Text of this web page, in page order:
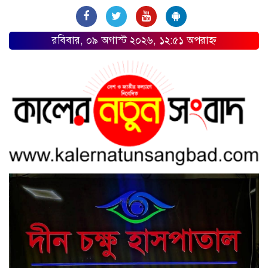
রবিবার, ০৯ অগাস্ট ২০২৬, ১২:৫১ অপরাহ্ন